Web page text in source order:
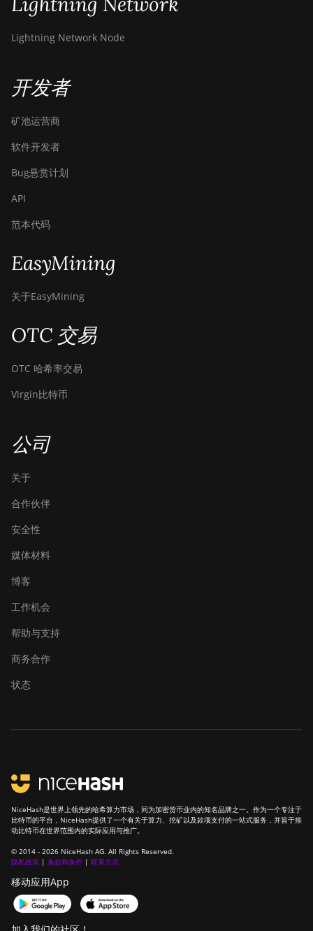
Lightning Network Node
开发者
矿池运营商
软件开发者
Bug悬赏计划
API
范本代码
EasyMining
关于EasyMining
OTC 交易
OTC 哈希率交易
Virgin比特币
公司
关于
合作伙伴
安全性
媒体材料
博客
工作机会
帮助与支持
商务合作
状态
NiceHash是世界上领先的哈希算力市场，同为加密货币业内的知名品牌之一。作为一个专注于
比特币的平台，NiceHash提供了一个有关于算力、挖矿以及款项支付的一站式服务，并旨于推
动比特币在世界范围内的实际应用与推广。
© 2014 - 2026 NiceHash AG. All Rights Reserved.
隐私政策 | 条款和条件 | 联系方式
移动应用App